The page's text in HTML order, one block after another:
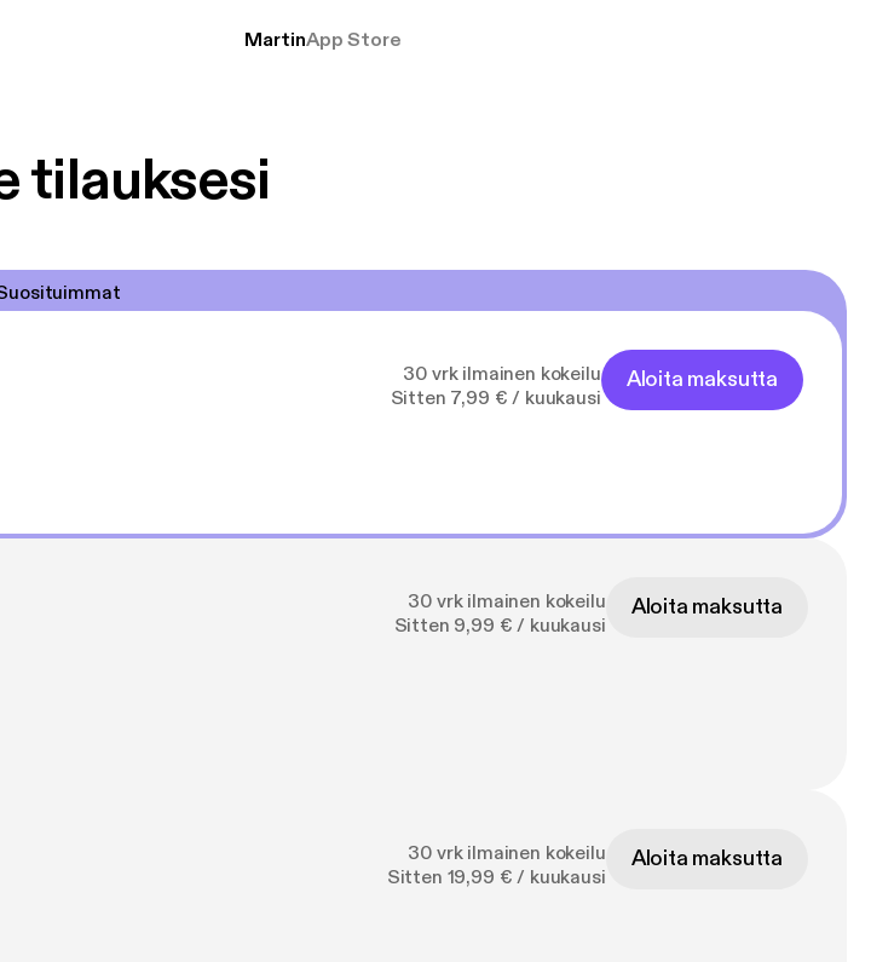
MartinApp Store
tilauksesi
30 vrk ilmainen kokeilu
Sitten 7,99 € / kuukausi
Aloita maksutta
30 vrk ilmainen kokeilu
Sitten 9,99 € / kuukausi
Aloita maksutta
30 vrk ilmainen kokeilu
Sitten 19,99 € / kuukausi
Aloita maksutta